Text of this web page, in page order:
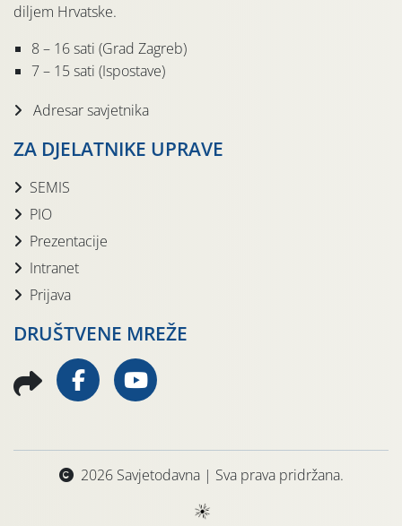
diljem Hrvatske.
8 – 16 sati (Grad Zagreb)
7 – 15 sati (Ispostave)
Adresar savjetnika
ZA DJELATNIKE UPRAVE
SEMIS
PIO
Prezentacije
Intranet
Prijava
DRUŠTVENE MREŽE
2026 Savjetodavna | Sva prava pridržana.